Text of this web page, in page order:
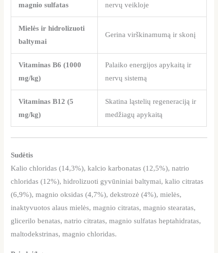
magnio sulfatas
nervų veikloje
Mielės ir hidrolizuoti
baltymai
Gerina virškinamumą ir skonį
Vitaminas B6 (1000
mg/kg)
Palaiko energijos apykaitą ir
nervų sistemą
Vitaminas B12 (5
mg/kg)
Skatina ląstelių regeneraciją ir
medžiagų apykaitą
Sudėtis
Kalio chloridas (14,3%), kalcio karbonatas (12,5%), natrio
chloridas (12%), hidrolizuoti gyvūniniai baltymai, kalio citratas
(6,9%), magnio oksidas (4,7%), dekstrozė (4%), mielės,
inaktyvuotos alaus mielės, magnio citratas, magnio stearatas,
glicerilo benatas, natrio citratas, magnio sulfatas heptahidratas,
maltodekstrinas, magnio chloridas.